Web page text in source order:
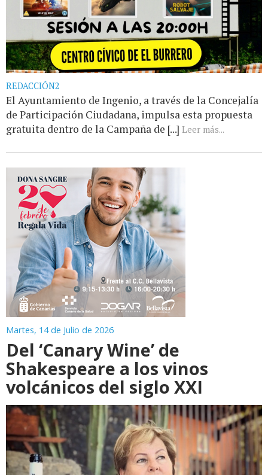
REDACCIÓN2
El Ayuntamiento de Ingenio, a través de la Concejalía
de Participación Ciudadana, impulsa esta propuesta
gratuita dentro de la Campaña de [...] Leer más...
Martes, 14 de Julio de 2026
Del ‘Canary Wine’ de
Shakespeare a los vinos
volcánicos del siglo XXI